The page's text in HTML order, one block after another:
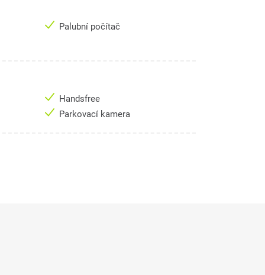
Palubní počítač
Handsfree
Parkovací kamera